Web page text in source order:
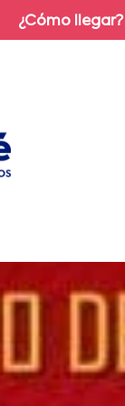
¿Cómo llegar?